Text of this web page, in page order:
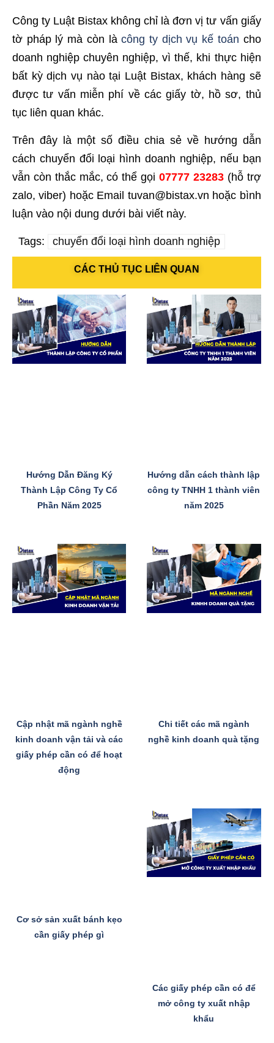
Công ty Luật Bistax không chỉ là đơn vị tư vấn giấy
tờ pháp lý mà còn làcông ty dịch vụ kế toán cho
doanh nghiệp chuyên nghiệp, vì thế, khi thực hiện
bất kỳ dịch vụ nào tại Luật Bistax, khách hàng sẽ
được tư vấn miễn phí về các giấy tờ, hồ sơ, thủ
tục liên quan khác.
Trên đây là một số điều chia sẻ về hướng dẫn
cách chuyển đổi loại hình doanh nghiệp, nếu bạn
vẫn còn thắc mắc, có thể gọi07777 23283(hỗ trợ
zalo, viber) hoặc Email tuvan@bistax.vn hoặc bình
luận vào nội dung dưới bài viết này.
Tags: chuyển đổi loại hình doanh nghiệp
CÁC THỦ TỤC LIÊN QUAN
Hướng Dẫn Đăng Ký
Thành Lập Công Ty Cổ
Phần Năm 2025
Hướng dẫn cách thành lập
công ty TNHH 1 thành viên
năm 2025
Cập nhật mã ngành nghề
kinh doanh vận tải và các
giấy phép cần có để hoạt
động
Chi tiết các mã ngành
nghề kinh doanh quà tặng
Cơ sở sản xuất bánh kẹo
cần giấy phép gì
Các giấy phép cần có để
mở công ty xuất nhập
khẩu